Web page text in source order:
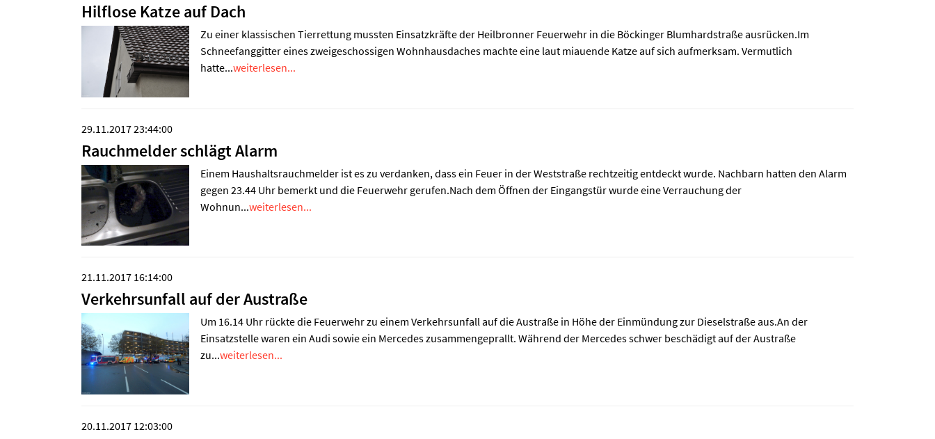
Hilflose Katze auf Dach
Zu einer klassischen Tierrettung mussten Einsatzkräfte der Heilbronner Feuerwehr in die Böckinger Blumhardstraße ausrücken.Im
Schneefanggitter eines zweigeschossigen Wohnhausdaches machte eine laut miauende Katze auf sich aufmerksam. Vermutlich
hatte...weiterlesen...
29.11.2017 23:44:00
Rauchmelder schlägt Alarm
Einem Haushaltsrauchmelder ist es zu verdanken, dass ein Feuer in der Weststraße rechtzeitig entdeckt wurde. Nachbarn hatten den Alarm
gegen 23.44 Uhr bemerkt und die Feuerwehr gerufen.Nach dem Öffnen der Eingangstür wurde eine Verrauchung der
Wohnun...weiterlesen...
21.11.2017 16:14:00
Verkehrsunfall auf der Austraße
Um 16.14 Uhr rückte die Feuerwehr zu einem Verkehrsunfall auf die Austraße in Höhe der Einmündung zur Dieselstraße aus.An der
Einsatzstelle waren ein Audi sowie ein Mercedes zusammengeprallt. Während der Mercedes schwer beschädigt auf der Austraße
zu...weiterlesen...
20.11.2017 12:03:00